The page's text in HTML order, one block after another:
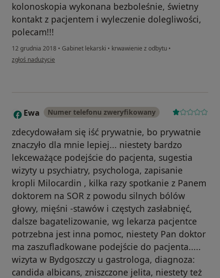
kolonoskopia wykonana bezboleśnie, świetny
kontakt z pacjentem i wyleczenie dolegliwości,
polecam!!!
12 grudnia 2018 • Gabinet lekarski • krwawienie z odbytu •
w opinii użytkownika Konto zostało usunięte
zgłoś nadużycie
E Ewa Numer telefonu zweryfikowany
zdecydowałam się iść prywatnie, bo prywatnie
znaczyło dla mnie lepiej... niestety bardzo
lekceważące podejście do pacjenta, sugestia
wizyty u psychiatry, psychologa, zapisanie
kropli Milocardin , kilka razy spotkanie z Panem
doktorem na SOR z powodu silnych bólów
głowy, mięśni -stawów i częstych zasłabnięć,
dalsze bagatelizowanie, wg lekarza pacjentce
potrzebna jest inna pomoc, niestety Pan doktor
ma zaszufladkowane podejście do pacjenta.....
wizyta w Bydgoszczy u gastrologa, diagnoza:
candida albicans, zniszczone jelita, niestety też